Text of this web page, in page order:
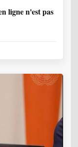
ligne n'est pas